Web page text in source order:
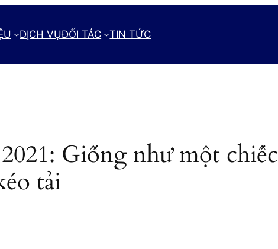
DỊCH VỤĐỐI TÁC TIN TỨC
Giống như một chiếc
tải